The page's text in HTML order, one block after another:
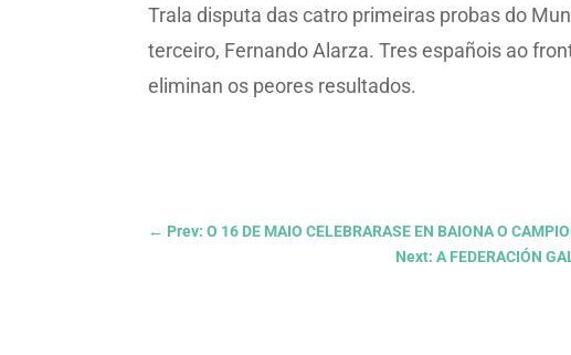
Trala disputa das catro primeiras probas do
terceiro, Fernando Alarza. Tres españois ao
eliminan os peores resultados.
← Prev: O 16 DE MAIO CELEBRARASE EN BAIONA O
Next: A FEDERACIÓN